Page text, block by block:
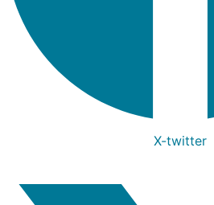
X-twitter